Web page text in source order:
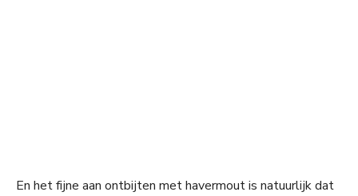
En het fijne aan ontbijten met havermout is natuurlijk dat